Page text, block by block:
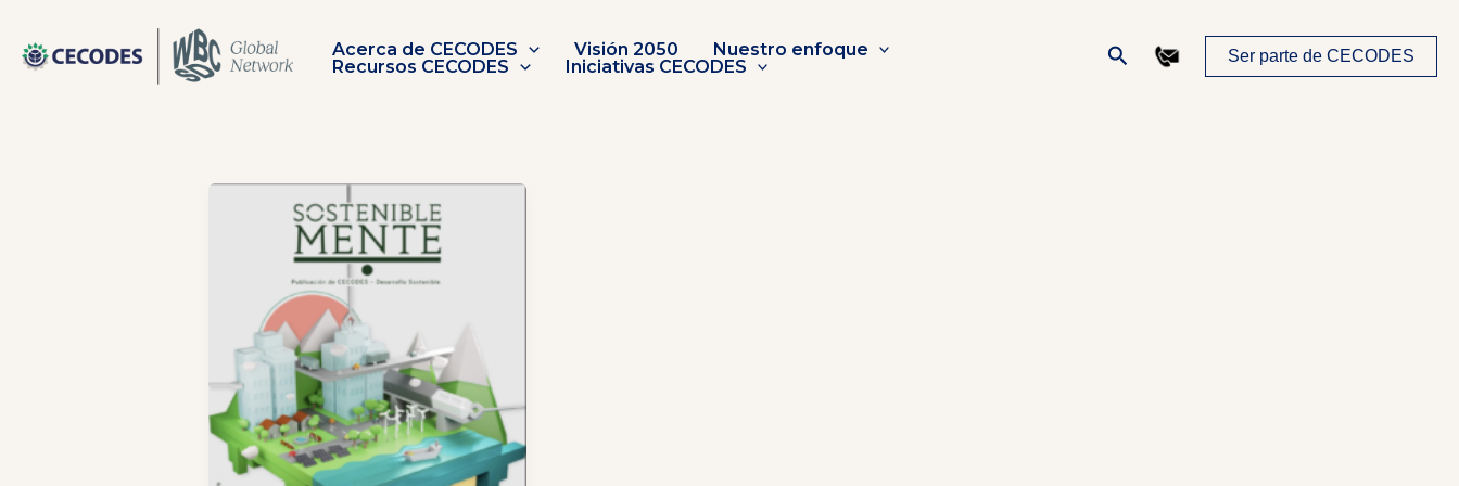
contenido
Acerca de CECODES Visión 2050
Nuestro enfoque
Recursos CECODES
Iniciativas CECODES Buscar Ser parte de CECODES